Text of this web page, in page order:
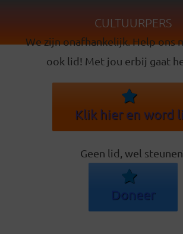
CULTUURPERS
We zijn onafhankelijk. Help ons
ook lid! Met jou erbij gaat
Klik hier en word
Geen lid, wel
Doneer